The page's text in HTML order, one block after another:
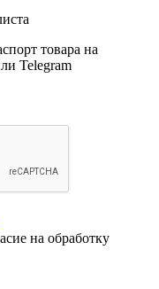
товара на
Telegram
на обработку